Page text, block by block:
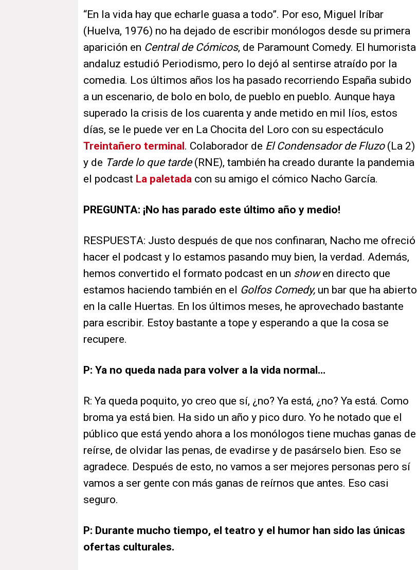
“En la vida hay que echarle guasa a todo”. Por eso, Miguel Iríbar
(Huelva, 1976) no ha dejado de escribir monólogos desde su primera
aparición en Central de Cómicos, de Paramount Comedy. El humorista
andaluz estudió Periodismo, pero lo dejó al sentirse atraído por la
comedia. Los últimos años los ha pasado recorriendo España subido
a un escenario, de bolo en bolo, de pueblo en pueblo. Aunque haya
superado la crisis de los cuarenta y ande metido en mil líos, estos
días, se le puede ver en La Chocita del Loro con su espectáculo
Treintañero terminal. Colaborador de El Condensador de Fluzo(La 2)
y de Tarde lo que tarde(RNE), también ha creado durante la pandemia
el podcast La paletada con su amigo el cómico Nacho García.
PREGUNTA: ¡No has parado este último año y medio!
RESPUESTA: Justo después de que nos confinaran, Nacho me ofreció
hacer el podcast y lo estamos pasando muy bien, la verdad. Además,
hemos convertido el formato podcast en un showen directo que
estamos haciendo también en el Golfos Comedy, un bar que ha abierto
en la calle Huertas. En los últimos meses, he aprovechado bastante
para escribir. Estoy bastante a tope y esperando a que la cosa se
recupere.
P: Ya no queda nada para volver a la vida normal…
R: Ya queda poquito, yo creo que sí, ¿no? Ya está, ¿no? Ya está. Como
broma ya está bien. Ha sido un año y pico duro. Yo he notado que el
público que está yendo ahora a los monólogos tiene muchas ganas de
reírse, de olvidar las penas, de evadirse y de pasárselo bien. Eso se
agradece. Después de esto, no vamos a ser mejores personas pero sí
vamos a ser gente con más ganas de reírnos que antes. Eso casi
seguro.
P: Durante mucho tiempo, el teatro y el humor han sido las únicas
ofertas culturales.